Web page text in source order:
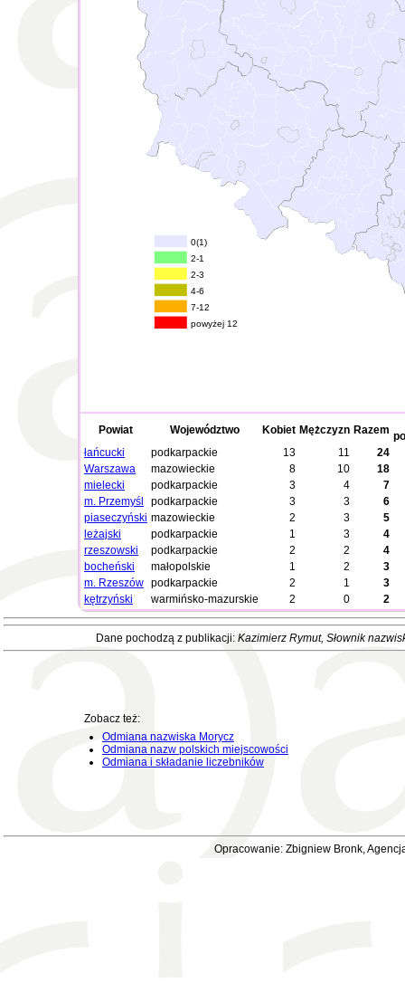
0(1)
2-1
2-3
4-6
7-12
powyżej 12
Powiat Województwo Kobiet Mężczyzn Razem
łańcucki
podkarpackie 13 11
24
Warszawa
mazowieckie 8 10
18
mielecki
podkarpackie 3 4
7
m. Przemyśl
podkarpackie 3 3
6
piaseczyński mazowieckie 2 3
5
leżajski
podkarpackie 1 3
4
rzeszowski
podkarpackie 2 2
4
bocheński
małopolskie 1 2
3
m. Rzeszów podkarpackie 2 1
3
kętrzyński
warmińsko-mazurskie 2 0 2
Dane pochodzą z publikacji: Kazimierz Rymut, Słownik
Zobacz też:
Odmiana nazwiska Morycz
Odmiana nazw polskich miejscowości
Odmiana i składanie liczebników
Opracowanie: Zbigniew Bronk,